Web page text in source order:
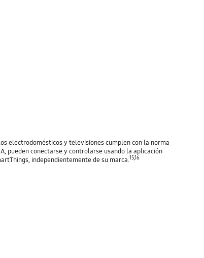
electrodomésticos y televisiones cumplen con la norma
pueden conectarse y controlarse usando la aplicación
independientemente de su marca.15,16